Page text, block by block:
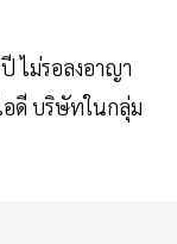
ไม่รอลงอาญา
ดี บริษัทในกลุ่ม